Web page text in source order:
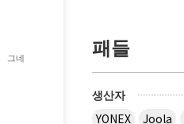
그네 패들
생산자
YONEX
Joola